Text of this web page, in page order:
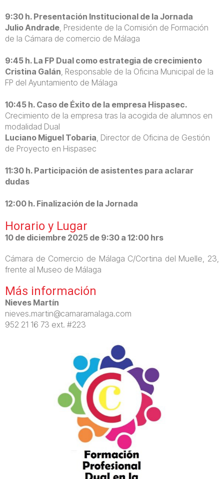
9:30 h. Presentación Institucional de la Jornada
Julio Andrade , Presidente de la Comisión de Formación
de la Cámara de comercio de Málaga
9:45 h. La FP Dual como estrategia de crecimiento
Cristina Galán , Responsable de la Oficina Municipal de la
FP del Ayuntamiento de Málaga
10:45 h. Caso de Éxito de la empresa Hispasec.
Crecimiento de la empresa tras la acogida de alumnos en
modalidad Dual
Luciano Miguel Tobaria , Director de Oficina de Gestión
de Proyecto en Hispasec
11:30 h. Participación de asistentes para aclarar
dudas
12:00 h. Finalización de la Jornada
Horario y Lugar
10 de diciembre 2025 de 9:30 a 12:00 hrs
Cámara de Comercio de Málaga C/Cortina del Muelle, 23,
frente al Museo de Málaga
Más información
Nieves Martín
nieves.martin@camaramalaga.com
952 21 16 73 ext. #223